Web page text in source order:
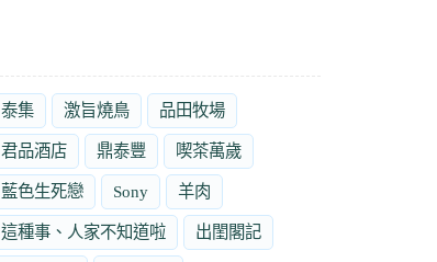
泰集 激旨燒鳥 品田牧場
君品酒店 鼎泰豐 喫茶萬歲
藍色生死戀 Sony 羊肉
這種事、人家不知道啦 出閨閣記